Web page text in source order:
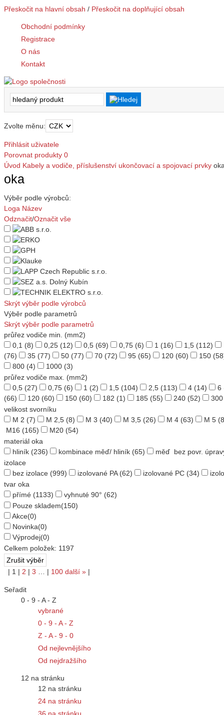
Přeskočit na hlavní obsah / Přeskočit na doplňující obsah
Obchodní podmínky
Registrace
O nás
Kontakt
Zvolte měnu:
Přihlásit uživatele
Porovnat produkty 0
Úvod Kabely a vodiče, příslušenství ukončovací a spojovací prvky
oka
Výběr podle výrobců:
Loga Název
Odznačit/Označit vše
Skrýt výběr podle výrobců
Výběr podle parametrů
Skrýt výběr podle parametrů
průřez vodiče min. (mm2)
0,1 (8) 0,25 (12) 0,5 (69) 0,75 (6) 1 (16) 1,5 (112)
(76)
35 (77) 50 (77) 70 (72) 95 (65) 120 (60) 150
800 (4) 1000 (3)
průřez vodiče max. (mm2)
0,5 (27) 0,75 (6) 1 (2) 1,5 (104) 2,5 (113) 4 (14) 6
(66)
120 (60) 150 (60) 182 (1) 185 (55) 240 (52) 300
velikost svorníku
M 2 (7) M 2,5 (8) M 3 (40) M 3,5 (26) M 4 (63) M 5
M16 (165) M20 (54)
materiál oka
hliník (236) kombinace měď/ hliník (65)
měď bez povr.
izolace
bez izolace (999) izolované PA(62) izolované PC (34)
tvar oka
přímé (1133) vyhnuté 90° (62)
Pouze skladem(150)
Akce(0)
Novinka(0)
Výprodej(0)
Celkem položek: 1197
| 1 | 2 | 3 … | 100 další » |
Seřadit
0 - 9 - A - Z
vybrané
0 - 9 - A - Z
Z - A - 9 - 0
Od nejlevnějšího
Od nejdražšího
12 na stránku
12 na stránku
24 na stránku